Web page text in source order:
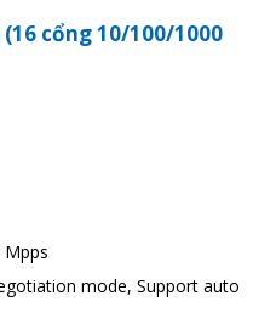
(16 cổng 10/100/1000
Mpps
mode, Support auto